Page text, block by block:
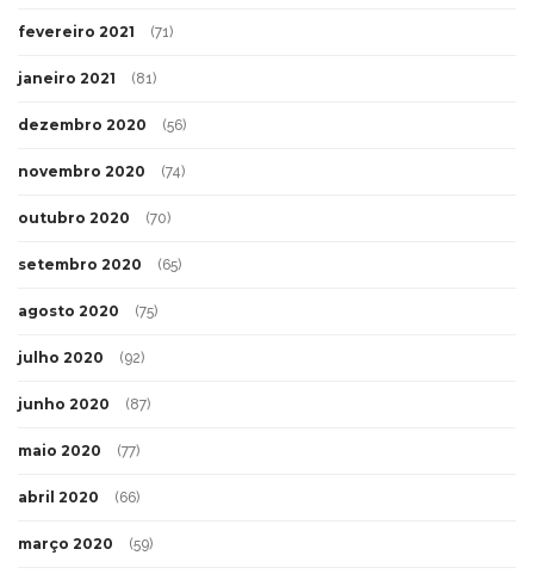
fevereiro 2021 (71)
janeiro 2021 (81)
dezembro 2020 (56)
novembro 2020 (74)
outubro 2020 (70)
setembro 2020 (65)
agosto 2020 (75)
julho 2020 (92)
junho 2020 (87)
maio 2020 (77)
abril 2020 (66)
março 2020 (59)